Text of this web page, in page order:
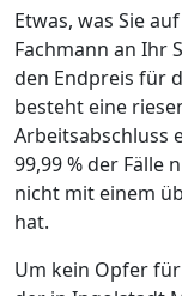
Etwas, was Sie
Fachmann an Ihr
den Endpreis für
besteht eine
Arbeitsabschluss
99,99 % der
nicht mit einem
hat.
Um kein Opfer